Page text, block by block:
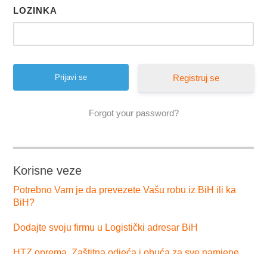
LOZINKA
Registruj se
Forgot your password?
Korisne veze
Potrebno Vam je da prevezete Vašu robu iz BiH ili ka
BiH?
Dodajte svoju firmu u Logistički adresar BiH